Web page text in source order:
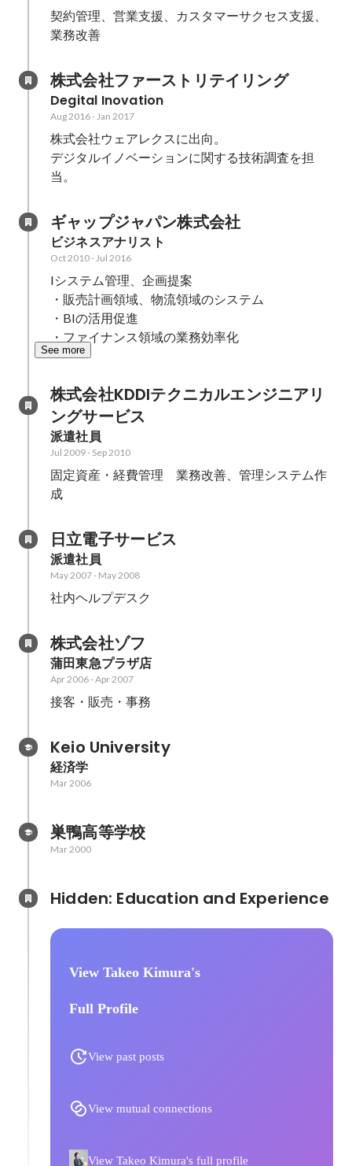
契約管理、営業支援、カスタマーサクセス支援、
業務改善
株式会社ファーストリテイリング
Degital Inovation
Aug 2016-Jan 2017
株式会社ウェアレクスに出向。
デジタルイノベーションに関する技術調査を担
当。
ギャップジャパン株式会社
ビジネスアナリスト
Oct 2010-Jul 2016
Iシステム管理、企画提案
・販売計画領域、物流領域のシステム
・BIの活用促進
・ファイナンス領域の業務効率化
See more
株式会社KDDIテクニカルエンジニアリ
ングサービス
派遣社員
Jul 2009- Sep 2010
固定資産・経費管理　業務改善、管理システム作
成
日立電子サービス
派遣社員
May 2007- May 2008
社内ヘルプデスク
株式会社ゾフ
蒲田東急プラザ店
Apr 2006-Apr 2007
接客・販売・事務
Keio University
経済学
Mar 2006
巣鴨高等学校
Mar 2000
View Takeo Kimura's
Full Profile
View past posts
View mutual connections
View Takeo Kimura's full profile